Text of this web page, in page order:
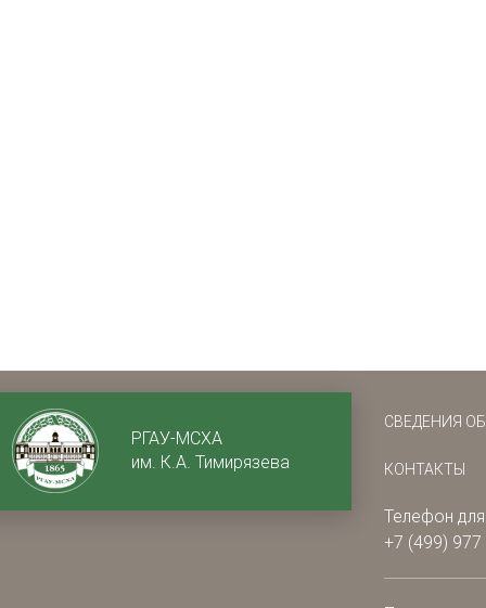
РГАУ-МСХА
им. К.А. Тимирязева
СВЕДЕНИЯ
КОНТАКТЫ
Телефон
+7 (499) 977